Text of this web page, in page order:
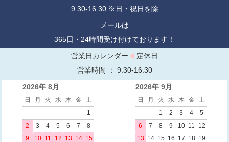
9:30-16:30 ※日・祝日を除
メールは
365日・24時間受け付けております！
営業日カレンダー ■ 定休日
営業時間 ： 9:30-16:30
2026年 8月
日 月 火 水 木 金
土
1
2
3 4 5 6 7
8
9
10 11 12 13 14 15
2026年 9月
日 月 火 水 木 金
土
1
2 3 4
5
6
7 8 9 10 11
12
13 14 15 16 17 18 19